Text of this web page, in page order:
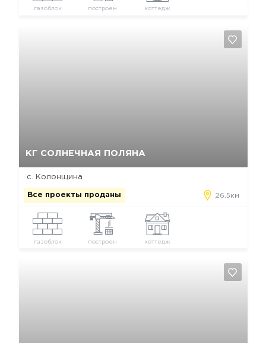
газоблок построен коттедж
КГ СОЛНЕЧНАЯ ПОЛЯНА
с. Колонщина
Все проекты проданы 26.5км
газоблок построен коттедж